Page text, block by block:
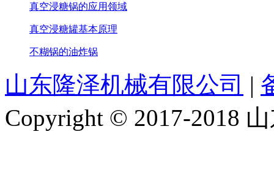
真空浸糖锅的应用领域
真空浸糖罐基本原理
不糊锅的油炸锅
山东隆泽机械有限公司 |
Copyright © 2017-2018